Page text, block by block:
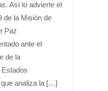
Así lo advierte el
de la Misión de
Paz
ante el
de la
analiza la […]